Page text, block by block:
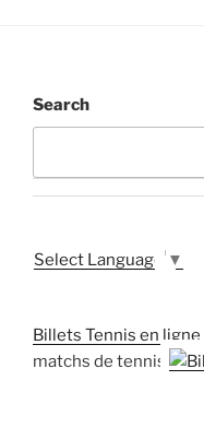
Search
Select Language ▼
Billets Tennis en ligne
matchs de tennis